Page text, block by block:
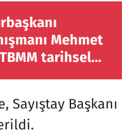
Mehmet
tarihsel
Başkanı